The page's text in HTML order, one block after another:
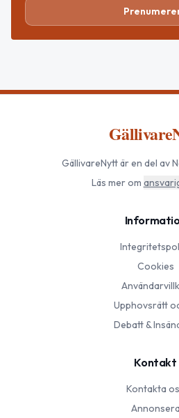
GällivareNyttär en del av
Läs mer om
Cookies
Upphovsrätt
Debatt &
Kontakt
Kontakta
Annonsera